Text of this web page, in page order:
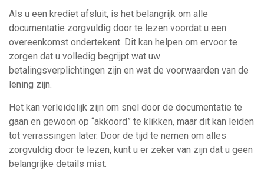
Als u een krediet afsluit, is het belangrijk om alle
documentatie zorgvuldig door te lezen voordat u een
overeenkomst ondertekent. Dit kan helpen om ervoor te
zorgen dat u volledig begrijpt wat uw
betalingsverplichtingen zijn en wat de voorwaarden van de
lening zijn.
Het kan verleidelijk zijn om snel door de documentatie te
gaan en gewoon op “akkoord” te klikken, maar dit kan leiden
tot verrassingen later. Door de tijd te nemen om alles
zorgvuldig door te lezen, kunt u er zeker van zijn dat u geen
belangrijke details mist.